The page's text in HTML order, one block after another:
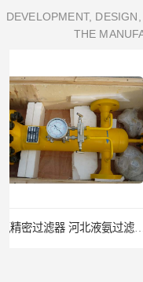
DEVELOPMENT,
THE